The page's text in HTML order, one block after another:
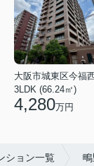
3LDK (66.24㎡)
4,280万円
ション一覧